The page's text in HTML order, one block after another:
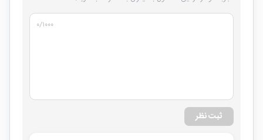
۰/۱۰۰۰
ثبت نظر